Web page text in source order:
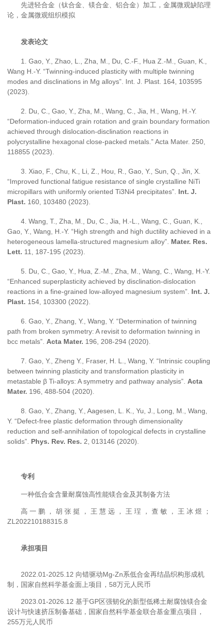
先进轻合金（钛合金、镁合金、铝合金）加工，金属微观缺陷理
论，金属微观组织模拟
发表论文
1. Gao, Y.
, Zhao, L., Zha, M., Du, C.-F., Hua Z.-M., Guan, K.,
Wang H.-Y. “Twinning-induced plasticity with multiple twinning
modes and disclinations in Mg alloys” . Int. J. Plast. 164, 103595
(2023).
2. Du, C., Gao, Y.
, Zha, M., Wang, C., Jia, H., Wang, H.-Y.
“Deformation-induced grain rotation and grain boundary formation
achieved through dislocation-disclination reactions in
polycrystalline hexagonal close-packed metals ”Acta Mater. 250,
118855 (2023).
3. Xiao, F., Chu, K., Li, Z., Hou, R., Gao, Y.
, Sun, Q., Jin, X.
“Improved functional fatigue resistance of single crystalline NiTi
micropillars with uniformly oriented Ti3Ni4 precipitates” Int. J.
Plast. 160, 103480 (2023).
4. Wang, T., Zha, M., Du, C., Jia, H.-L., Wang, C., Guan, K.,
Gao, Y.
, Wang, H.-Y. “High strength and high ductility achieved in a
heterogeneous lamella-structured magnesium alloy” Mater. Res.
Lett. 11, 187-195 (2023).
5. Du, C., Gao, Y.
, Hua, Z.-M., Zha, M., Wang, C., Wang, H.-Y.
“Enhanced superplasticity achieved by disclination-dislocation
reactions in a fine-grained low-alloyed magnesium system” Int. J.
Plast. 154, 103300 (2022).
6. Gao, Y.
, Zhang, Y., Wang, Y. “Determination of twinning
path from broken symmetry: A revisit to deformation twinning in
bcc metals”. Acta Mater. 196, 208-294 (2020).
7. Gao, Y.
, Zheng Y., Fraser, H. L., Wang, Y. “Intrinsic coupling
between twinning plasticity and transformation plasticity in
metastable β Ti-alloys: A symmetry and pathway analysis”. Acta
Mater. 196, 488-504 (2020).
8. Gao, Y.
, Zhang, Y., Aagesen, L. K., Yu, J., Long, M., Wang,
Y. “Defect-free plastic deformation through dimensionality
reduction and self-annihilation of topological defects in crystalline
solids”. Phys. Rev. Res. 2, 013146 (2020).
专利
一种低合金含量耐腐蚀高性能镁合金及其制备方法
高一鹏，胡张挺，王慧远，王珵，查敏，王冰煜；
ZL202210188315.8
承担项目
2022.01-2025.12 向错驱动Mg-Zn系低合金再结晶织构形成机
制，国家自然科学基金面上项目，58万元人民币
2023.01-2026.12 基于GP区强韧化的新型低稀土耐腐蚀镁合金
设计与快速挤压制备基础，国家自然科学基金联合基金重点项目，
255万元人民币